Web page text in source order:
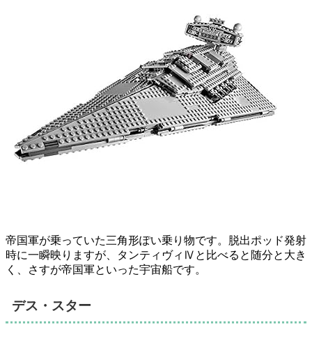
帝国軍が乗っていた三角形ぽい乗り物です。脱出ポッド発射
時に一瞬映りますが、タンティヴィⅣと比べると随分と大き
く、さすが帝国軍といった宇宙船です。
デス・スター